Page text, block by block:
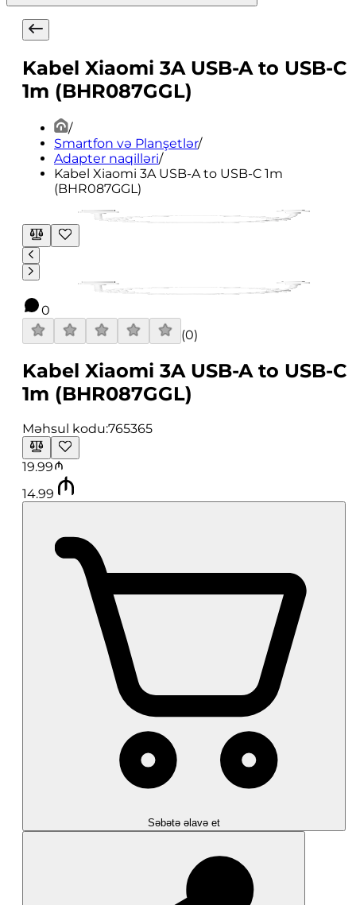
Kabel Xiaomi 3A USB-A to USB-C
1m (BHR087GGL)
/
Smartfon və Planşetlər/
Adapter naqilləri/
Kabel Xiaomi 3A USB-A to USB-C 1m
(BHR087GGL)
0
(0)
Kabel Xiaomi 3A USB-A to USB-C
1m (BHR087GGL)
Məhsul kodu:765365
19.99
14.99
Səbətə əlavə et